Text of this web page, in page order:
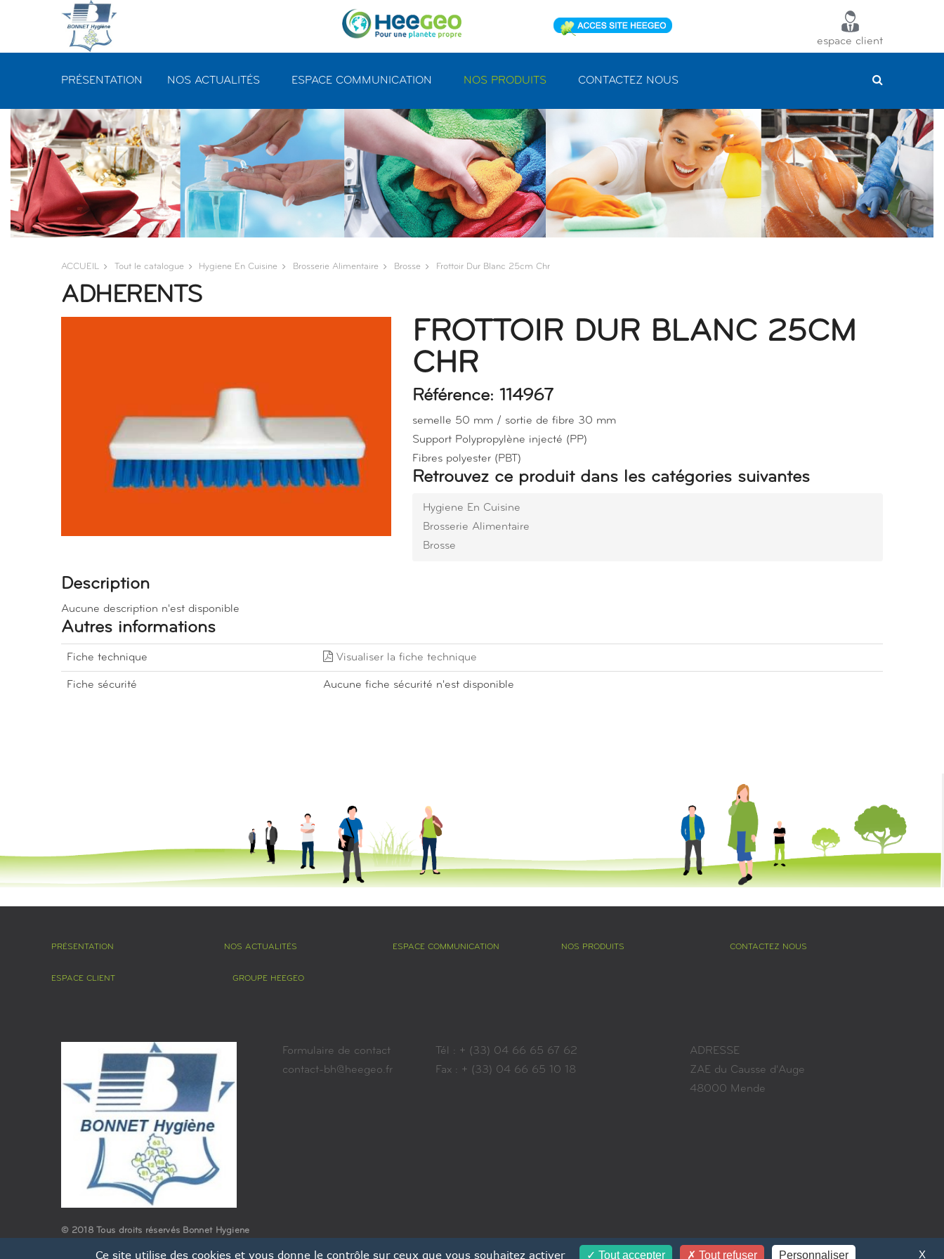
espace client
PRÉSENTATION NOS ACTUALITÉS ESPACE COMMUNICATION NOS PRODUITS CONTACTEZ NOUS
ACCUEIL Tout le catalogue Hygiene En Cuisine Brosserie Alimentaire Brosse Frottoir Dur Blanc 25cm Chr
ADHERENTS
FROTTOIR DUR BLANC 25CM
CHR
Référence: 114967
semelle 50 mm / sortie de fibre 30 mm
Support Polypropylène injecté (PP)
Fibres polyester (PBT)
Retrouvez ce produit dans les catégories suivantes
Hygiene En Cuisine
Brosserie Alimentaire
Brosse
Description
Aucune description n'est disponible
Autres informations
Fiche technique Visualiser la fiche technique
Fiche sécurité Aucune fiche sécurité n'est disponible
PRÉSENTATION NOS ACTUALITÉS ESPACE COMMUNICATION NOS PRODUITS CONTACTEZ NOUS
ESPACE CLIENT GROUPE HEEGEO
© 2018 Tous droits réservés Bonnet Hygiene
Formulaire de contact
contact-bh@heegeo.fr
Tél : + (33) 04 66 65 67 62
Fax : + (33) 04 66 65 10 18
ADRESSE
ZAE du Causse d'Auge
48000 Mende
Panneau de gestion des cookies
X
Ce site utilise des cookies et vous donne le contrôle sur ceux que vous souhaitez activer Tout accepter Tout refuser Personnaliser